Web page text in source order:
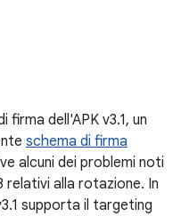
firma dell'APK v3.1, un
schema di firma
alcuni dei problemi noti
relativi alla rotazione. In
supporta il targeting